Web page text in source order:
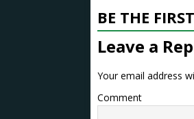
BE THE
Leave a
Your email address
Comment